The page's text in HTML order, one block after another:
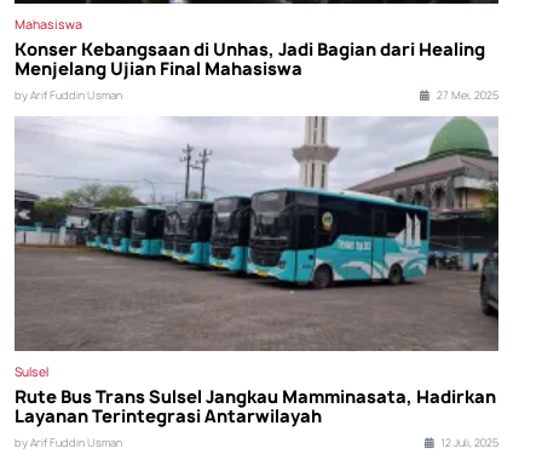
Mahasiswa
Konser Kebangsaan di Unhas, Jadi Bagian dari Healing
Menjelang Ujian Final Mahasiswa
by Arif Fuddin Usman 27 Mei, 2025
Sulsel
Rute Bus Trans Sulsel Jangkau Mamminasata, Hadirkan
Layanan Terintegrasi Antarwilayah
by Arif Fuddin Usman 12 Juli, 2025